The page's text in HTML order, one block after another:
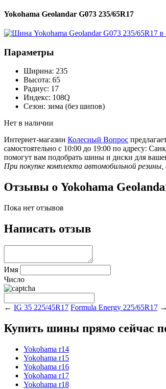
Yokohama Geolandar G073 235/65R17
Параметры
Ширина: 235
Высота: 65
Радиус: 17
Индекс: 108Q
Сезон: зима (без шипов)
Нет в наличии
Интернет-магазин Колесный Вопрос
самостоятельно с 10:00 до 19:00 по адресу:
помогут вам подобрать шины и диски для
При покупке комплекта автомобильной
Отзывы о Yokohama
Пока нет отзывов
Написать отзыв
Имя
Число
← IG 35 225/45R17 Formula Energy 225/65R17 →
Купить шины прямо сейчас
Yokohama r14
Yokohama r15
Yokohama r16
Yokohama r17
Yokohama r18